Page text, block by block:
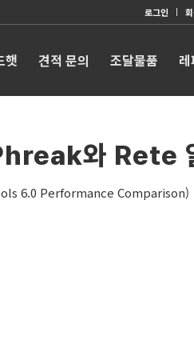
로그인
햇 견적 문의 조달물품
와 Rete
6.0 Performance Comparison)